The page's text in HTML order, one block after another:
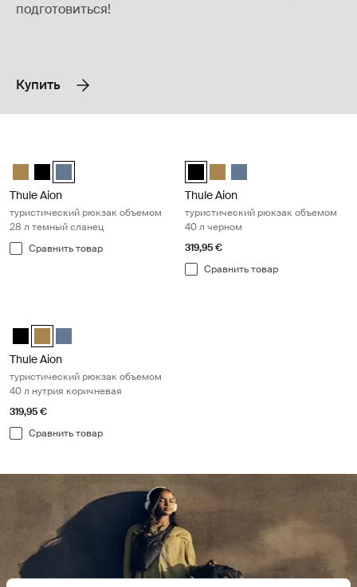
подготовиться!
Купить
Thule Aion travel backpack 28L Nutria brown
Thule Aion travel backpack 28L Чёрный
Thule Aion travel backpack 28L Темно-серый шифер
Thule Aion
туристический рюкзак объемом
28 л темный сланец
Сравнить товар
Thule Aion travel backpack 40L
Thule Aion travel backpack
Thule Aion travel
Thule Aion
туристический рюкзак объемом
40 л черном
319,95 €
Сравнить товар
Thule Aion travel backpack 40L Чёрный
Thule Aion travel backpack 40L Nutria brown (selected)
Thule Aion travel backpack 40L Темно-серый шифер
Thule Aion
туристический рюкзак объемом
40 л нутрия коричневая
319,95 €
Сравнить товар